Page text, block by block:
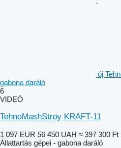
új
gabona daráló
6
VIDEÓ
TehnoMashStroy KRAFT-11
1 097 EUR 56 450 UAH ≈ 397 300 Ft
Állattartás gépei - gabona daráló